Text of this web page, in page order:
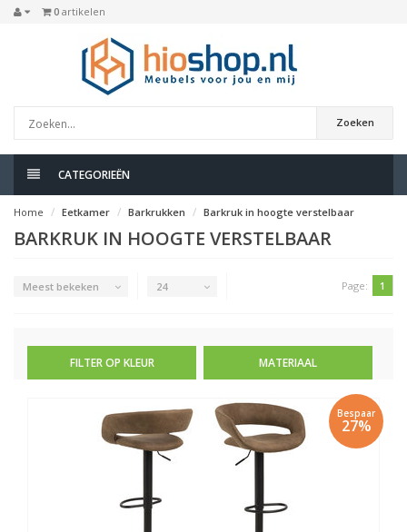
0 artikelen
Zoeken
CATEGORIEËN
Home Eetkamer Barkrukken Barkruk in hoogte verstelbaar
BARKRUK IN HOOGTE VERSTELBAAR
Meest bekeken 24 Page: 1
FILTER OP KLEUR MATERIAAL
Bespaar
27%